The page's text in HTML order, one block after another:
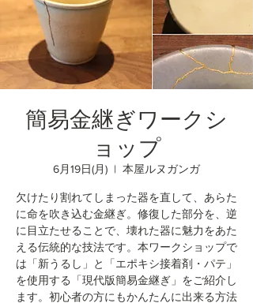
簡易金継ぎワークシ
ョップ
6月19日(月)
  |
本屋ルヌガンガ
欠けたり割れてしまった器を直して、あらた
に命を吹き込む金継ぎ。修復した部分を、逆
に目立たせることで、壊れた器に魅力をあた
える伝統的な技法です。本ワークショップで
は「新うるし」と「エポキシ接着剤・パテ」
を使用する「現代版簡易金継ぎ」をご紹介し
ます。初心者の方にもかんたんに出来る方法